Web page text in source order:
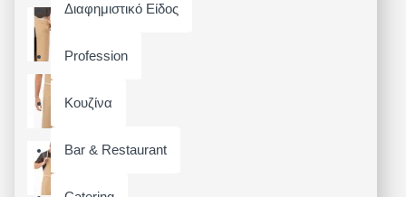
Διαφημιστικό Είδος
Profession
Κουζίνα
Bar & Restaurant